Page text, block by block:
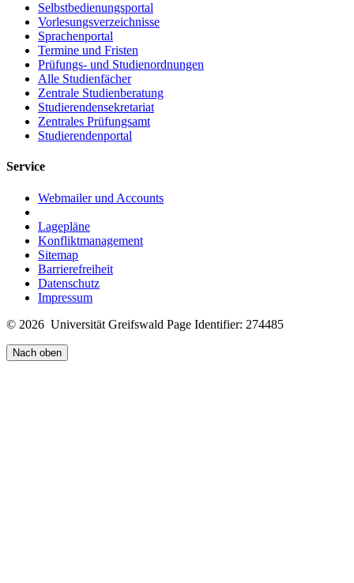
Selbstbedienungsportal
Vorlesungsverzeichnisse
Sprachenportal
Termine und Fristen
Prüfungs- und Studienordnungen
Alle Studienfächer
Zentrale Studienberatung
Studierendensekretariat
Zentrales Prüfungsamt
Studierendenportal
Service
Webmailer und Accounts
Lagepläne
Konfliktmanagement
Sitemap
Barrierefreiheit
Datenschutz
Impressum
© 2026 Universität Greifswald Page Identifier: 274485
Nach oben